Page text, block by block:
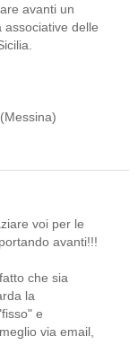
avanti un
delle
voi per le
avanti!!!
che sia
la
e
via email,